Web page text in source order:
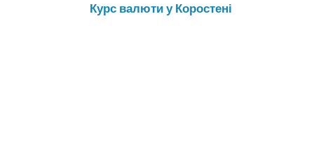
Курс валюти у Коростені